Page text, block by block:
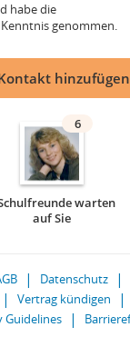
habe die
genommen.
hinzufügen
6
warten
auf Sie
Datenschutz
Vertrag kündigen